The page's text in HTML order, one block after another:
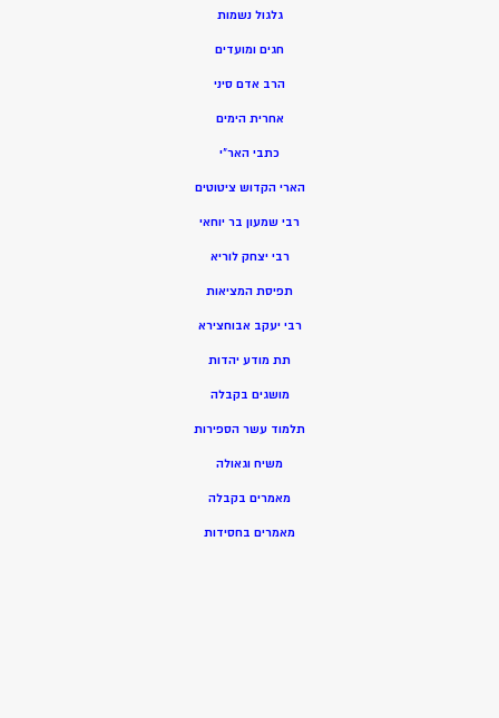
גלגול נשמות
חגים ומועדים
הרב אדם סיני
אחרית הימים
כתבי האר”י
הארי הקדוש ציטוטים
רבי שמעון בר יוחאי
רבי יצחק לוריא
תפיסת המציאות
רבי יעקב אבוחצירא
תת מודע יהדות
מושגים בקבלה
תלמוד עשר הספירות
משיח וגאולה
מאמרים בקבלה
מאמרים בחסידות